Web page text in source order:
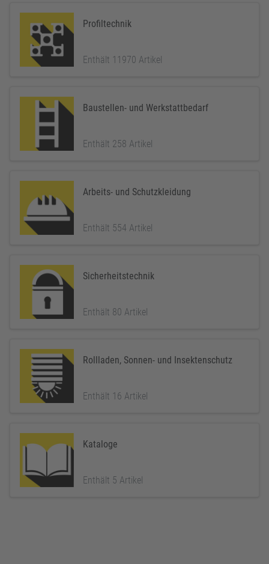
Profiltechnik
Enthält 11970 Artikel
Baustellen- und Werkstattbedarf
Enthält 258 Artikel
Arbeits- und Schutzkleidung
Enthält 554 Artikel
Sicherheitstechnik
Enthält 80 Artikel
Rollladen, Sonnen- und Insektenschutz
Enthält 16 Artikel
Kataloge
Enthält 5 Artikel